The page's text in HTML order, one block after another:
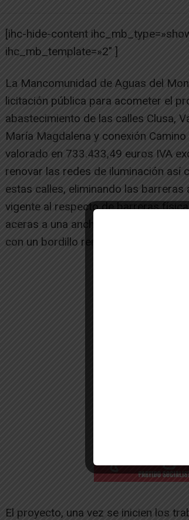
[ihc-hide-content
ihc_mb_template=»2″ ]
La Mancomunidad de Aguas del
licitación pública para acometer el
abastecimiento de las calles Clusa,
María Magdalena y conexión
valorado en 733.433,49 euros IVA
renovar las redes de iluminación así
estas calles, eliminando las
vigente al respecto de barreras
aceras a una anchura mínima de
con un bordillo remontable para
El proyecto, una vez se inicien los